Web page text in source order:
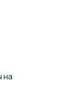
на